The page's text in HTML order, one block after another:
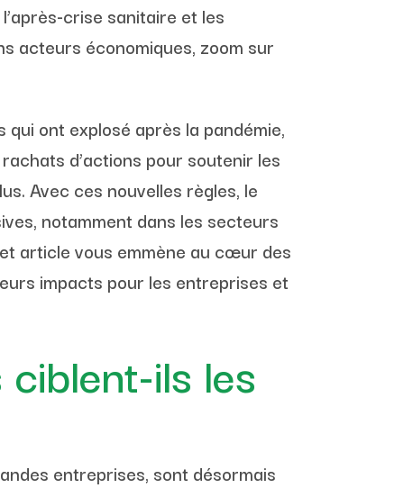
crise sanitaire et les
acteurs économiques, zoom sur
ont explosé après la pandémie,
d’actions pour soutenir les
Avec ces nouvelles règles, le
notamment dans les secteurs
article vous emmène au cœur des
impacts pour les entreprises et
ils les
entreprises, sont désormais